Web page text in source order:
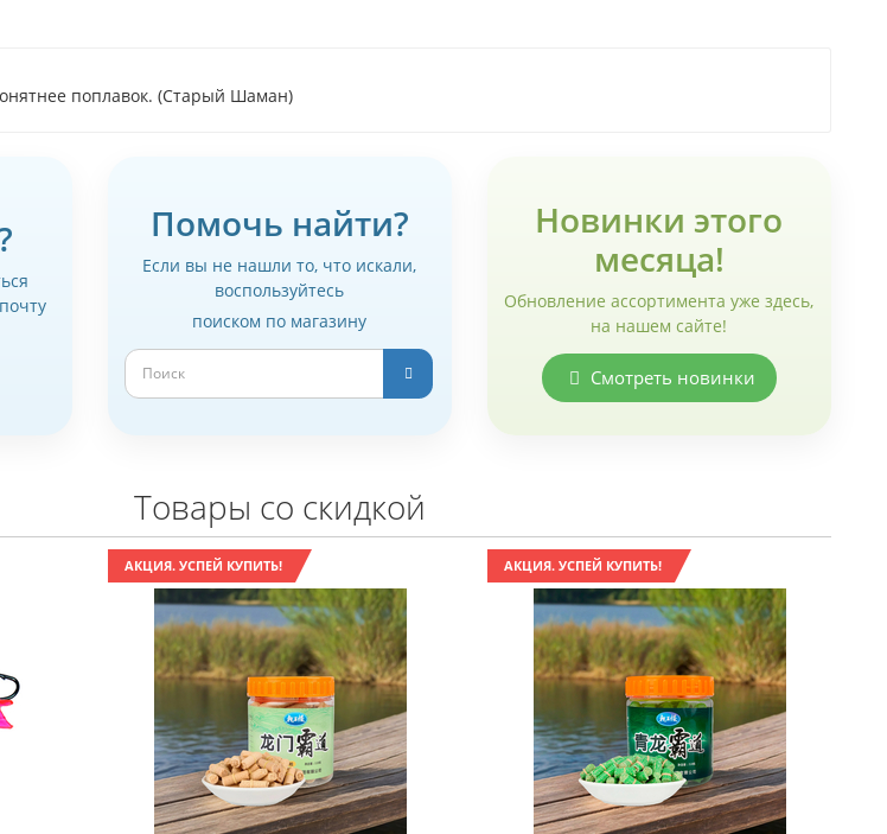
поплавок. (Старый Шаман)
Помочь найти?
Если вы не нашли то, что искали,
воспользуйтесь
поиском по магазину
Новинки этого
месяца!
Обновление ассортимента уже здесь,
на нашем сайте!
Смотреть новинки
Товары со скидкой
АКЦИЯ. УСПЕЙ КУПИТЬ! АКЦИЯ. УСПЕЙ КУПИТЬ!